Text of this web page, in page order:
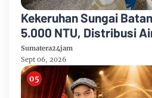
Kekeruhan Sungai
5.000 NTU, Distribusi
Mayang di Sejumlah
Sumatera24jam
Sept 06, 2026